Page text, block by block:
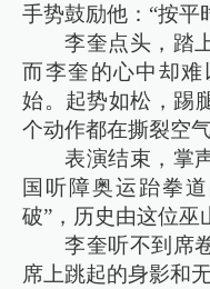
手势鼓励他：“按平
李奎点头，踏
而李奎的心中却
始。起势如松，踢
个动作都在撕裂空
表演结束，掌
国听障奥运跆拳
破”，历史由这位巫
李奎听不到席
席上跳起的身影和